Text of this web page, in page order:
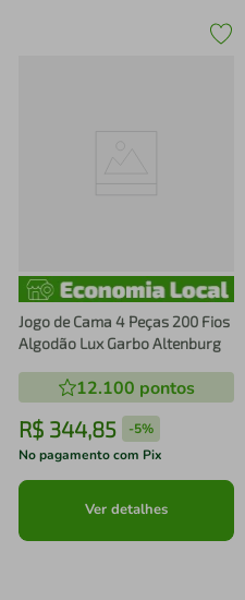
Jogo de Cama 4 Peças 200 Fios
Algodão Lux Garbo Altenburg
12.100 pontos
R$ 344,85 -5%
No pagamento com Pix
Ver detalhes